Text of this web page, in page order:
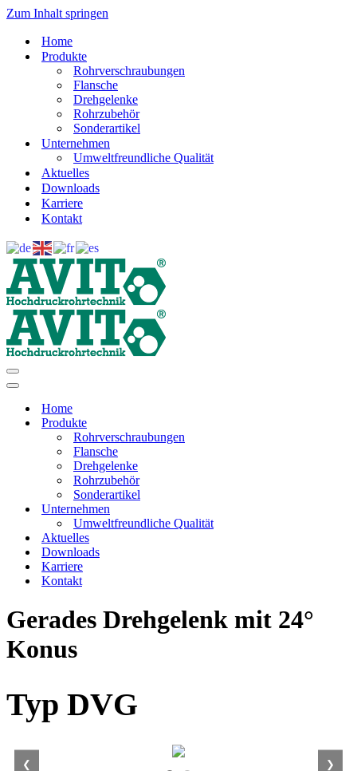
Zum Inhalt springen
Home
Produkte
Rohrverschraubungen
Flansche
Drehgelenke
Rohrzubehör
Sonderartikel
Unternehmen
Umweltfreundliche Qualität
Aktuelles
Downloads
Karriere
Kontakt
Navigations-
Menü
Navigations-
Home
Produkte
Rohrverschraubungen
Flansche
Drehgelenke
Rohrzubehör
Sonderartikel
Unternehmen
Umweltfreundliche Qualität
Aktuelles
Downloads
Karriere
Kontakt
Gerades Drehgelenk mit 24°
Konus
Typ DVG
❮ ❯